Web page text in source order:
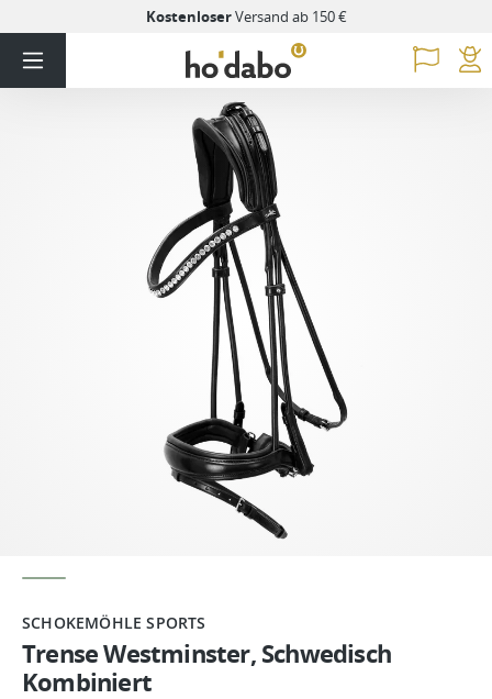
KostenloserVersand ab 150 €
SCHOKEMÖHLE SPORTS
Trense Westminster, Schwedisch
Kombiniert